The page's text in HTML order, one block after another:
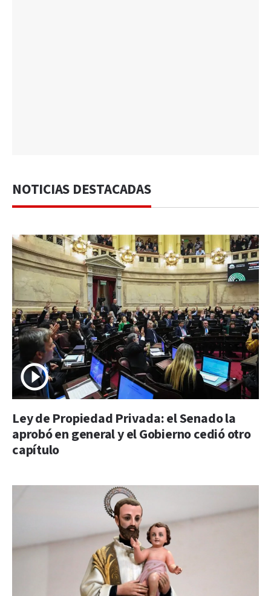
NOTICIAS DESTACADAS
Ley de Propiedad Privada: el Senado la
aprobó en general y el Gobierno cedió otro
capítulo